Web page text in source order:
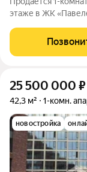
этаже в ЖК
односторонняя, окна
бизнес-класса в
25 500 000 ₽
42,3 м² 1-комн.
новостройка